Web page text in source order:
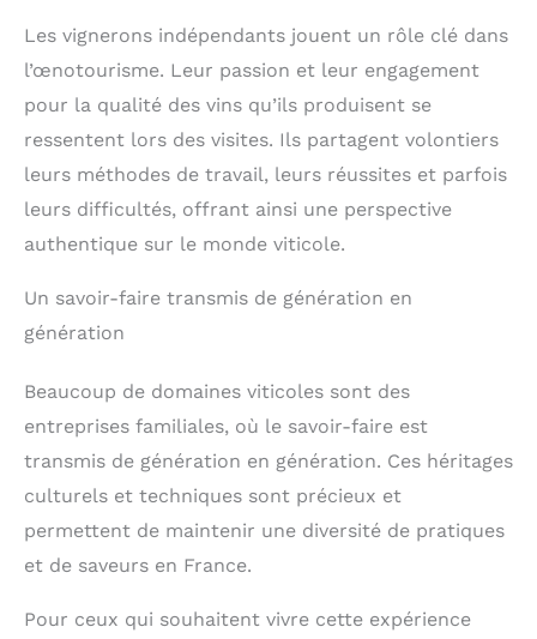
Les vignerons indépendants jouent un rôle clé dans
l’œnotourisme. Leur passion et leur engagement
pour la qualité des vins qu’ils produisent se
ressentent lors des visites. Ils partagent volontiers
leurs méthodes de travail, leurs réussites et parfois
leurs difficultés, offrant ainsi une perspective
authentique sur le monde viticole.
Un savoir-faire transmis de génération en
génération
Beaucoup de domaines viticoles sont des
entreprises familiales, où le savoir-faire est
transmis de génération en génération. Ces héritages
culturels et techniques sont précieux et
permettent de maintenir une diversité de pratiques
et de saveurs en France.
Pour ceux qui souhaitent vivre cette expérience